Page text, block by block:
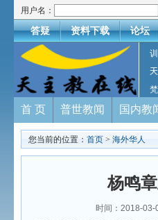
用户名：
答疑 资料下载 论坛
首 页 普世教闻 国内教
您当前的位置： 首页 > 海外华人
杨鸣
时间：2018-03-